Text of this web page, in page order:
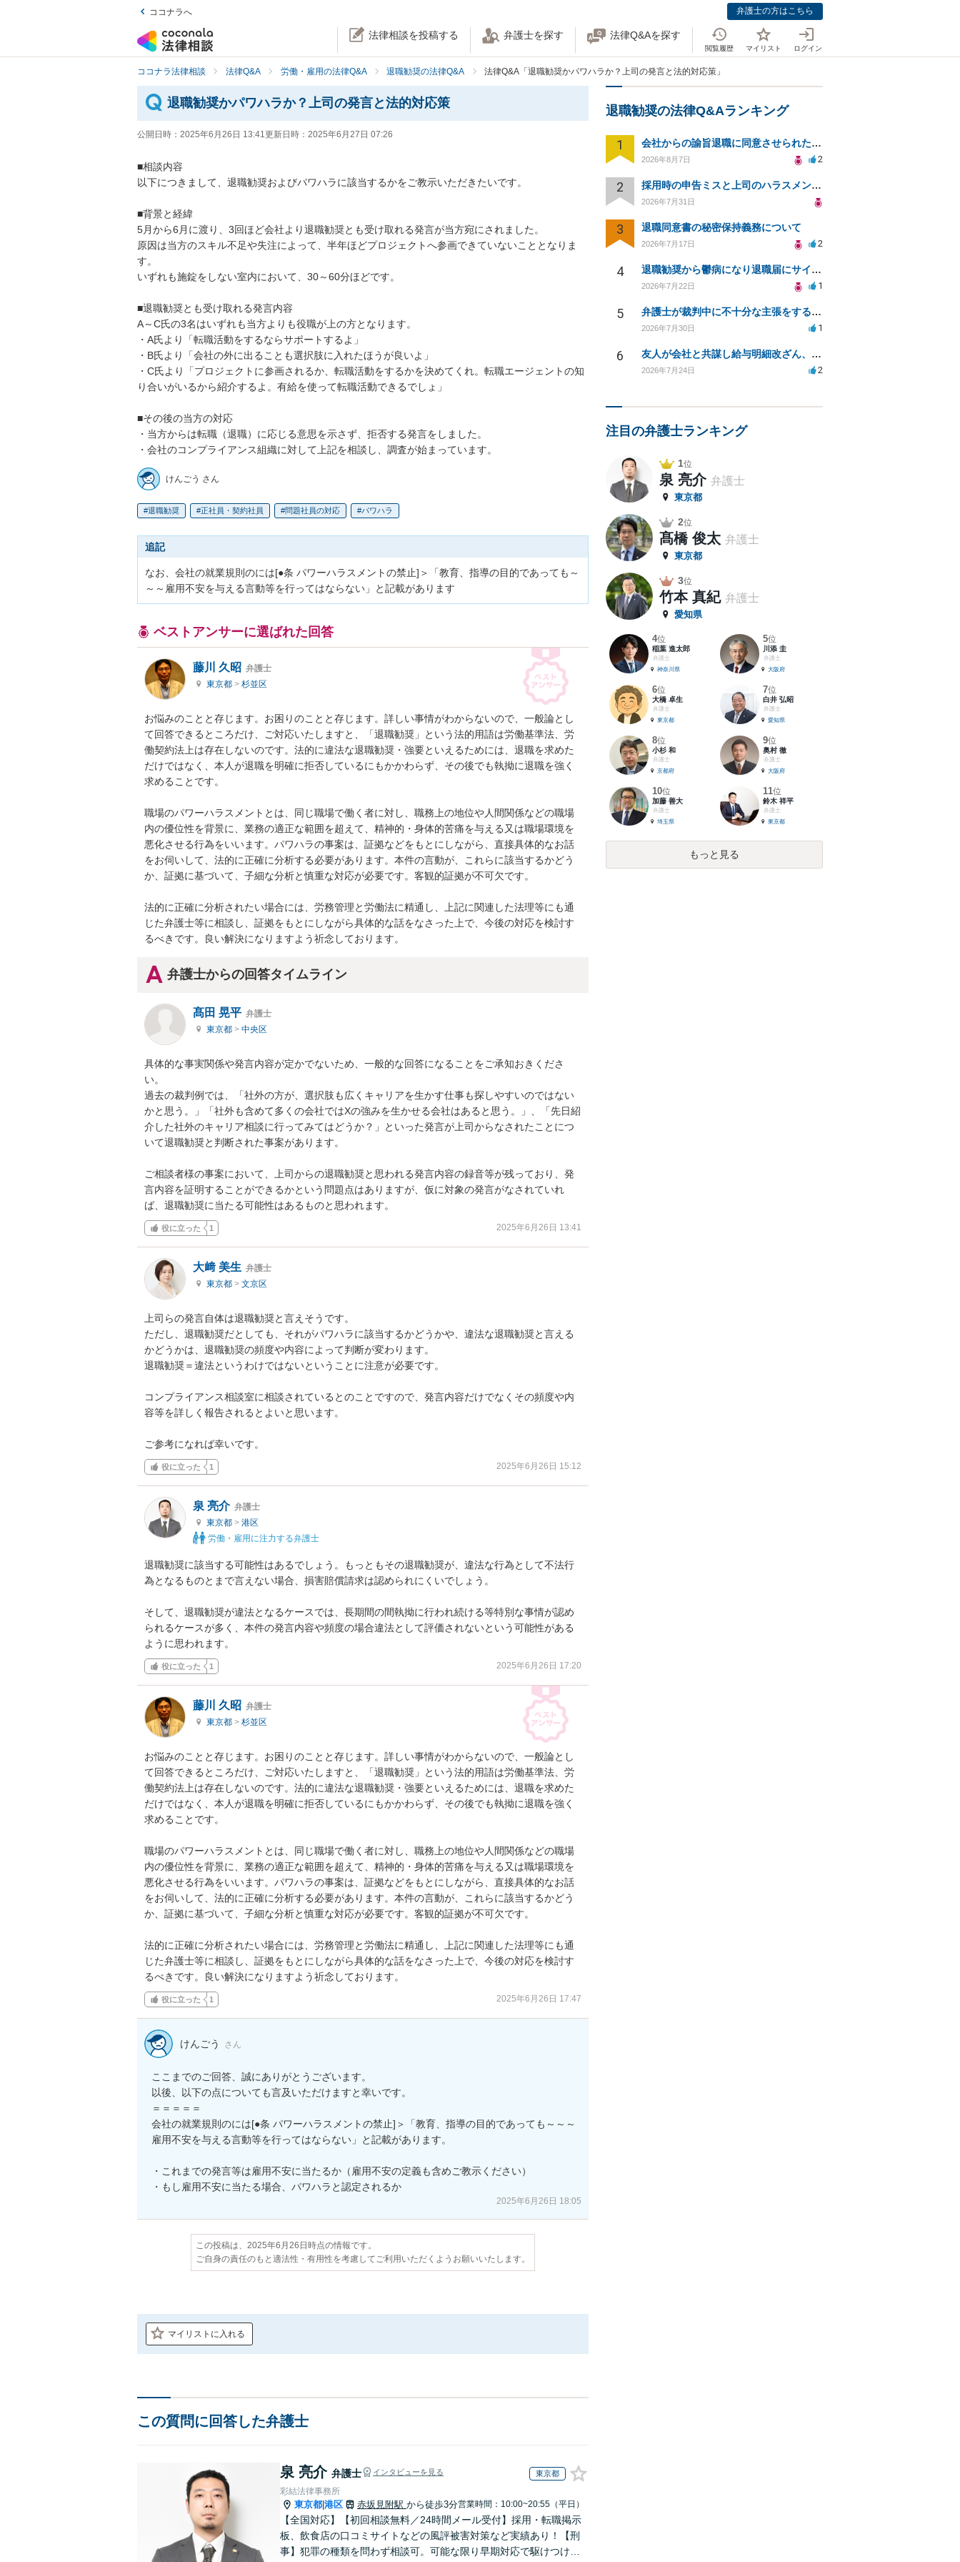
ココナラへ 弁護士の方はこちら
法律相談を投稿する 弁護士を探す 法律Q&Aを探す
閲覧履歴 マイリスト ログイン
ココナラ法律相談 法律Q&A 労働・雇用の法律Q&A 退職勧奨の法律Q&A 法律Q&A「退職勧奨かパワハラか？上司の発言と法的対応策」
退職勧奨かパワハラか？上司の発言と法的対応策
公開日時： 2025年6月26日 13:41更新日時： 2025年6月27日 07:26
■相談内容
以下につきまして、退職勧奨およびパワハラに該当するかをご教示いただきたいです。
■背景と経緯
5月から6月に渡り、3回ほど会社より退職勧奨とも受け取れる発言が当方宛にされました。
原因は当方のスキル不足や失注によって、半年ほどプロジェクトへ参画できていないこととなりま
す。
いずれも施錠をしない室内において、30～60分ほどです。
■退職勧奨とも受け取れる発言内容
A～C氏の3名はいずれも当方よりも役職が上の方となります。
・A氏より「転職活動をするならサポートするよ」
・B氏より「会社の外に出ることも選択肢に入れたほうが良いよ」
・C氏より「プロジェクトに参画されるか、転職活動をするかを決めてくれ。転職エージェントの知
り合いがいるから紹介するよ。有給を使って転職活動できるでしょ」
■その後の当方の対応
・当方からは転職（退職）に応じる意思を示さず、拒否する発言をしました。
・会社のコンプライアンス組織に対して上記を相談し、調査が始まっています。
けんごう さん
退職勧奨 正社員・契約社員 問題社員の対応 パワハラ
追記
なお、会社の就業規則のには[●条 パワーハラスメントの禁止]＞「教育、指導の目的であっても～
～～雇用不安を与える言動等を行ってはならない」と記載があります
ベストアンサーに選ばれた回答
藤川 久昭 弁護士
東京都 > 杉並区
お悩みのことと存じます。お困りのことと存じます。詳しい事情がわからないので、一般論とし
て回答できるところだけ、ご対応いたしますと、「退職勧奨」という法的用語は労働基準法、労
働契約法上は存在しないのです。法的に違法な退職勧奨・強要といえるためには、退職を求めた
だけではなく、本人が退職を明確に拒否しているにもかかわらず、その後でも執拗に退職を強く
求めることです。
職場のパワーハラスメントとは、同じ職場で働く者に対し、職務上の地位や人間関係などの職場
内の優位性を背景に、業務の適正な範囲を超えて、精神的・身体的苦痛を与える又は職場環境を
悪化させる行為をいいます。パワハラの事案は、証拠などをもとにしながら、直接具体的なお話
をお伺いして、法的に正確に分析する必要があります。本件の言動が、これらに該当するかどう
か、証拠に基づいて、子細な分析と慎重な対応が必要です。客観的証拠が不可欠です。
法的に正確に分析されたい場合には、労務管理と労働法に精通し、上記に関連した法理等にも通
じた弁護士等に相談し、証拠をもとにしながら具体的な話をなさった上で、今後の対応を検討す
るべきです。良い解決になりますよう祈念しております。
弁護士からの回答タイムライン
髙田 晃平 弁護士
東京都 > 中央区
具体的な事実関係や発言内容が定かでないため、一般的な回答になることをご承知おきくださ
い。
過去の裁判例では、「社外の方が、選択肢も広くキャリアを生かす仕事も探しやすいのではない
かと思う。」「社外も含めて多くの会社ではXの強みを生かせる会社はあると思う。」、「先日紹
介した社外のキャリア相談に行ってみてはどうか？」といった発言が上司からなされたことにつ
いて退職勧奨と判断された事案があります。
ご相談者様の事案において、上司からの退職勧奨と思われる発言内容の録音等が残っており、発
言内容を証明することができるかという問題点はありますが、仮に対象の発言がなされていれ
ば、退職勧奨に当たる可能性はあるものと思われます。
役に立った 1 2025年6月26日 13:41
大﨑 美生 弁護士
東京都 > 文京区
上司らの発言自体は退職勧奨と言えそうです。
ただし、退職勧奨だとしても、それがパワハラに該当するかどうかや、違法な退職勧奨と言える
かどうかは、退職勧奨の頻度や内容によって判断が変わります。
退職勧奨＝違法というわけではないということに注意が必要です。
コンプライアンス相談室に相談されているとのことですので、発言内容だけでなくその頻度や内
容等を詳しく報告されるとよいと思います。
ご参考になれば幸いです。
役に立った 1 2025年6月26日 15:12
泉 亮介 弁護士
東京都 > 港区
労働・雇用に注力する弁護士
退職勧奨に該当する可能性はあるでしょう。もっともその退職勧奨が、違法な行為として不法行
為となるものとまで言えない場合、損害賠償請求は認められにくいでしょう。
そして、退職勧奨が違法となるケースでは、長期間の間執拗に行われ続ける等特別な事情が認め
られるケースが多く、本件の発言内容や頻度の場合違法として評価されないという可能性がある
ように思われます。
役に立った 1 2025年6月26日 17:20
藤川 久昭 弁護士
東京都 > 杉並区
お悩みのことと存じます。お困りのことと存じます。詳しい事情がわからないので、一般論とし
て回答できるところだけ、ご対応いたしますと、「退職勧奨」という法的用語は労働基準法、労
働契約法上は存在しないのです。法的に違法な退職勧奨・強要といえるためには、退職を求めた
だけではなく、本人が退職を明確に拒否しているにもかかわらず、その後でも執拗に退職を強く
求めることです。
職場のパワーハラスメントとは、同じ職場で働く者に対し、職務上の地位や人間関係などの職場
内の優位性を背景に、業務の適正な範囲を超えて、精神的・身体的苦痛を与える又は職場環境を
悪化させる行為をいいます。パワハラの事案は、証拠などをもとにしながら、直接具体的なお話
をお伺いして、法的に正確に分析する必要があります。本件の言動が、これらに該当するかどう
か、証拠に基づいて、子細な分析と慎重な対応が必要です。客観的証拠が不可欠です。
法的に正確に分析されたい場合には、労務管理と労働法に精通し、上記に関連した法理等にも通
じた弁護士等に相談し、証拠をもとにしながら具体的な話をなさった上で、今後の対応を検討す
るべきです。良い解決になりますよう祈念しております。
役に立った 1 2025年6月26日 17:47
けんごう さん
ここまでのご回答、誠にありがとうございます。
以後、以下の点についても言及いただけますと幸いです。
＝＝＝＝＝
会社の就業規則のには[●条 パワーハラスメントの禁止]＞「教育、指導の目的であっても～～～
雇用不安を与える言動等を行ってはならない」と記載があります。
・これまでの発言等は雇用不安に当たるか（雇用不安の定義も含めご教示ください）
・もし雇用不安に当たる場合、パワハラと認定されるか
2025年6月26日 18:05
この投稿は、2025年6月26日時点の情報です。
ご自身の責任のもと適法性・有用性を考慮してご利用いただくようお願いいたします。
マイリストに入れる
この質問に回答した弁護士
泉 亮介 弁護士 インタビューを見る 東京都
彩結法律事務所
東京都 港区 赤坂見附駅 から徒歩3分営業時間：10:00~20:55（平日）
【全国対応】【初回相談無料／24時間メール受付】採用・転職掲示
板、飲食店の口コミサイトなどの風評被害対策など実績あり！【刑
事】犯罪の種類を問わず相談可。可能な限り早期対応で駆けつけサ
退職勧奨の法律Q&Aランキング
1 会社からの諭旨退職に同意させられたのが正当か不当な処分かどうか教えてほしい
2026年8月7日 2
2 採用時の申告ミスと上司のハラスメント、事前対応は？
2026年7月31日
3 退職同意書の秘密保持義務について
2026年7月17日 2
4 退職勧奨から鬱病になり退職届にサインした
2026年7月22日 1
5 弁護士が裁判中に不十分な主張をすることの影響について
2026年7月30日 1
6 友人が会社と共謀し給与明細改ざん、生活保護不正受給の法的影響は？
2026年7月24日 2
注目の弁護士ランキング
1位
泉 亮介 弁護士
東京都
2位
髙橋 俊太 弁護士
東京都
3位
竹本 真紀 弁護士
愛知県
4位
稲葉 進太郎
弁護士
神奈川県
5位
川添 圭
弁護士
大阪府
6位
大橋 卓生
弁護士
東京都
7位
白井 弘昭
弁護士
愛知県
8位
小杉 和
弁護士
京都府
9位
奥村 徹
弁護士
大阪府
10位
加藤 善大
弁護士
埼玉県
11位
鈴木 祥平
弁護士
東京都
もっと見る